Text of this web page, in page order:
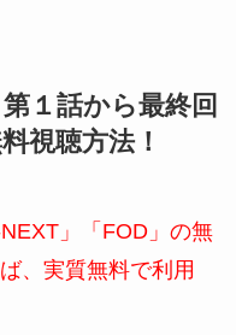
１話から最終回
視聴方法！
」「FOD」の無
、実質無料で利用